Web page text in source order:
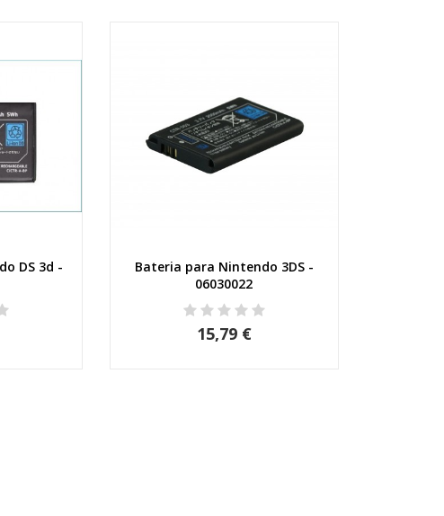
DS 3d -
Vista rápida
Bateria para Nintendo 3DS -
06030022
15,79 €